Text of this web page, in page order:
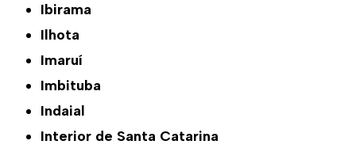
Ibirama
Ilhota
Imaruí
Imbituba
Indaial
Interior de Santa Catarina